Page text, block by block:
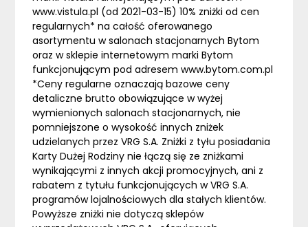
www.vistula.pl (od 2021-03-15) 10% zniżki od cen
regularnych* na całość oferowanego
asortymentu w salonach stacjonarnych Bytom
oraz w sklepie internetowym marki Bytom
funkcjonującym pod adresem www.bytom.com.pl
*Ceny regularne oznaczają bazowe ceny
detaliczne brutto obowiązujące w wyżej
wymienionych salonach stacjonarnych, nie
pomniejszone o wysokość innych zniżek
udzielanych przez VRG S.A. Zniżki z tyłu posiadania
Karty Dużej Rodziny nie łączą się ze zniżkami
wynikającymi z innych akcji promocyjnych, ani z
rabatem z tytułu funkcjonujących w VRG S.A.
programów lojalnościowych dla stałych klientów.
Powyższe zniżki nie dotyczą sklepów